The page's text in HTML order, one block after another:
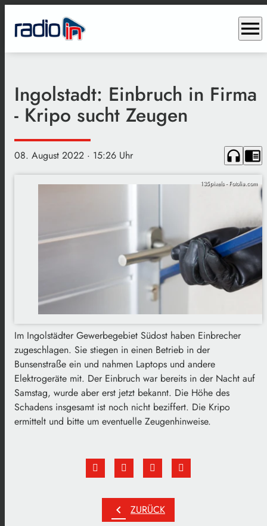
menu
Ingolstadt: Einbruch in Firma
- Kripo sucht Zeugen
08. August 2022 · 15:26 Uhr headphones chrome_reader_mode
135pixels - Fotolia.com
Im Ingolstädter Gewerbegebiet Südost haben Einbrecher
zugeschlagen. Sie stiegen in einen Betrieb in der
Bunsenstraße ein und nahmen Laptops und andere
Elektrogeräte mit. Der Einbruch war bereits in der Nacht auf
Samstag, wurde aber erst jetzt bekannt. Die Höhe des
Schadens insgesamt ist noch nicht beziffert. Die Kripo
ermittelt und bitte um eventuelle Zeugenhinweise.
chevron_left ZURÜCK